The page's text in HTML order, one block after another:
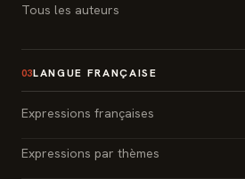
Tous les auteurs
03LANGUE FRANÇAISE
Expressions françaises
Expressions par thèmes